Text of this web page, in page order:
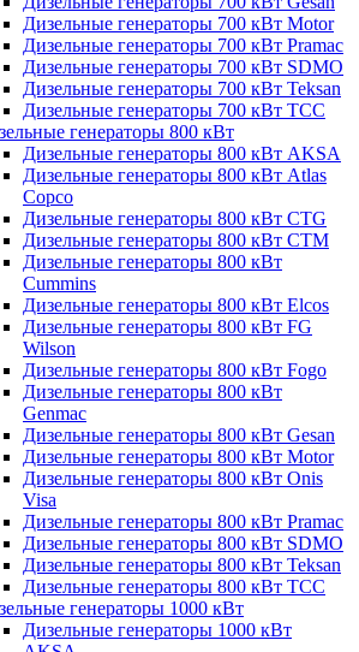
Дизельные генераторы 700 кВт Motor
Дизельные генераторы 700 кВт Pramac
Дизельные генераторы 700 кВт SDMO
Дизельные генераторы 700 кВт Teksan
Дизельные генераторы 700 кВт ТСС
генераторы 800 кВт
Дизельные генераторы 800 кВт AKSA
Дизельные генераторы 800 кВт Atlas
Copco
Дизельные генераторы 800 кВт CTG
Дизельные генераторы 800 кВт CTM
Дизельные генераторы 800 кВт
Cummins
Дизельные генераторы 800 кВт Elcos
Дизельные генераторы 800 кВт FG
Wilson
Дизельные генераторы 800 кВт Fogo
Дизельные генераторы 800 кВт
Genmac
Дизельные генераторы 800 кВт Gesan
Дизельные генераторы 800 кВт Motor
Дизельные генераторы 800 кВт Onis
Visa
Дизельные генераторы 800 кВт Pramac
Дизельные генераторы 800 кВт SDMO
Дизельные генераторы 800 кВт Teksan
Дизельные генераторы 800 кВт ТСС
генераторы 1000 кВт
Дизельные генераторы 1000 кВт